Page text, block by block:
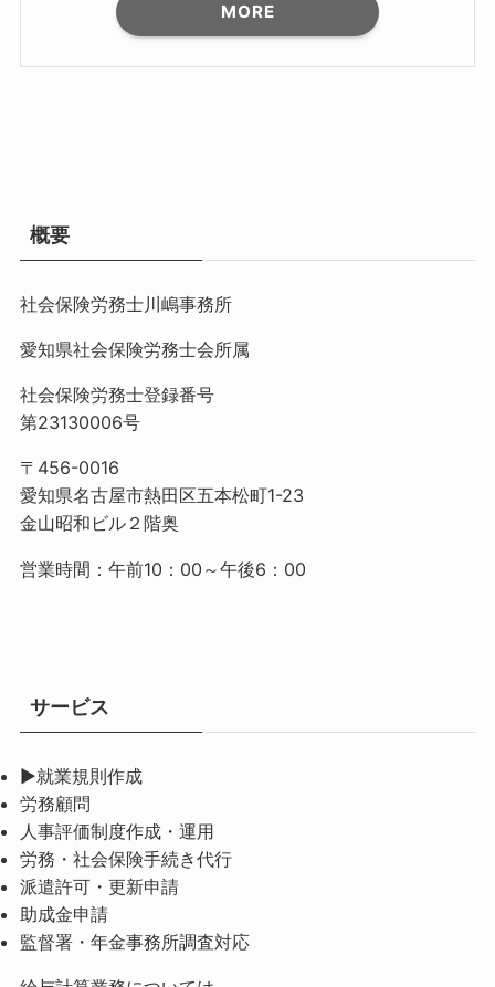
MORE
概要
社会保険労務士川嶋事務所
愛知県社会保険労務士会所属
社会保険労務士登録番号
第23130006号
〒456-0016
愛知県名古屋市熱田区五本松町1-23
金山昭和ビル２階奥
営業時間：午前10：00～午後6：00
サービス
▶就業規則作成
労務顧問
人事評価制度作成・運用
労務・社会保険手続き代行
派遣許可・更新申請
助成金申請
監督署・年金事務所調査対応